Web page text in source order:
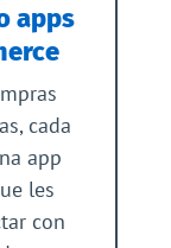
apps
cada
app
les
con